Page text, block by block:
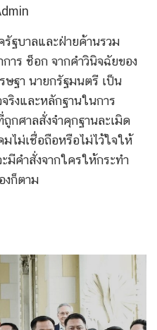
รัฐบาลและฝ่ายค้านรวม
าร ช็อก จากคำวินิจฉัยของ
ษฐา นายกรัฐมนตรี เป็น
ริงและหลักฐานในการ
กศาลสั่งจำคุกฐานละเมิด
ไม่เชื่อถือหรือไม่ไว้ใจให้
มีคำสั่งจากใครให้กระทำ
งก็ตาม